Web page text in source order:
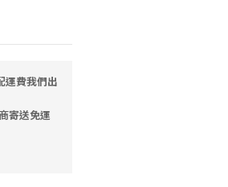
費我們出
寄送免運